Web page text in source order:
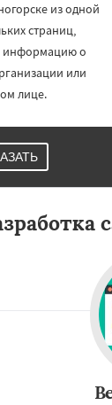
из одной
страниц,
о
или
лице.